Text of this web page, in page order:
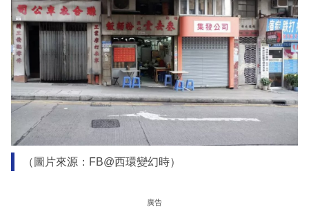
（圖片來源：FB@西環變幻時）
廣告